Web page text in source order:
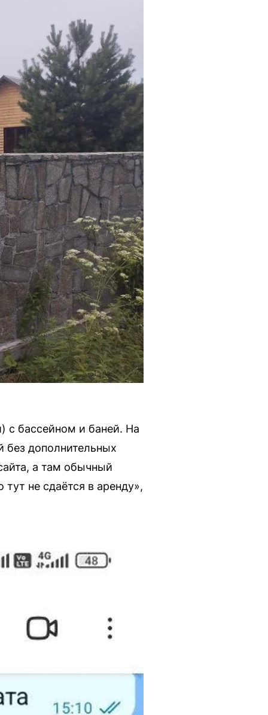
с бассейном и баней. На
без дополнительных
а там обычный
не сдаётся в аренду»,